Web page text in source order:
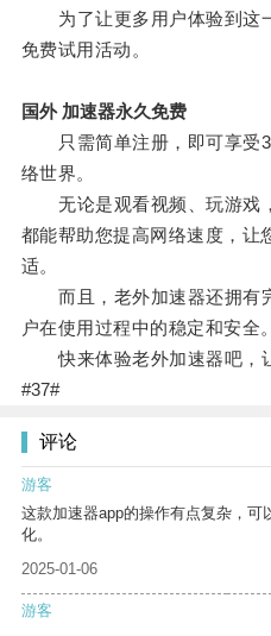
为了让更多用户体验到这
免费试用活动。
国外 加速器永久免费
只需简单注册，即可享受
络世界。
无论是观看视频、玩游戏
都能帮助您提高网络速度，让
适。
而且，老外加速器还拥有
户在使用过程中的稳定和安全。
快来体验老外加速器吧，让
#37#
评论
游客
这款加速器app的操作有点复杂，
化。
2025-01-06
游客